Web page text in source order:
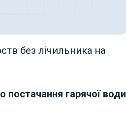
без лічильника на
постачання гарячої води